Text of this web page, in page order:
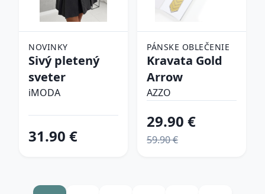
NOVINKY
Sivý pletený
sveter
iMODA
31.90 €
PÁNSKE OBLEČENIE
Kravata Gold
Arrow
AZZO
29.90 €
59.90 €